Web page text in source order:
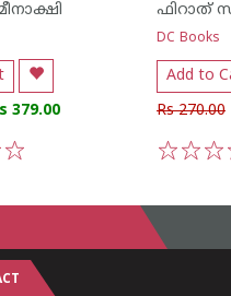
379.00
ഫിറാത്
DC Books
Add to
Rs 270.00